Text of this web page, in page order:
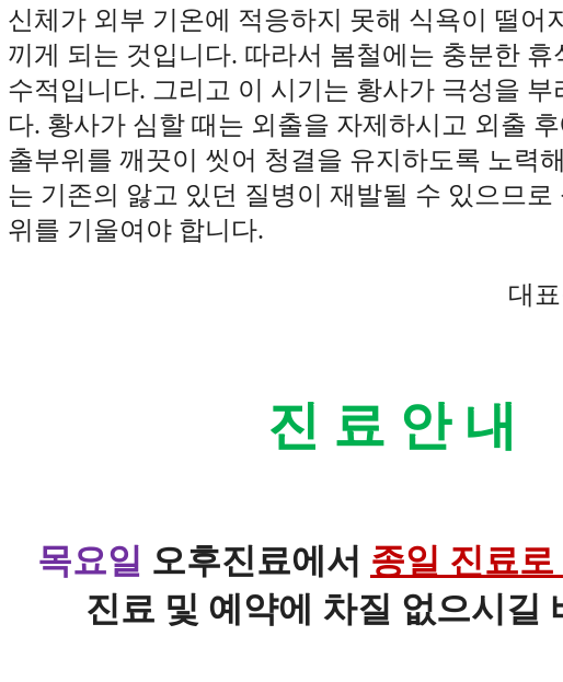
신체가 외부 기온에 적응하지 못해 식욕이 떨어
끼게 되는 것입니다. 따라서 봄철에는 충분한 휴
수적입니다. 그리고 이 시기는 황사가 극성을 부
다. 황사가 심할 때는 외출을 자제하시고 외출
출부위를 깨끗이 씻어 청결을 유지하도록 노력
는 기존의 앓고 있던 질병이 재발될 수 있으므로
위를 기울여야 합니다.
대
진 료 안 내
목요일 오후진료에서 종일 진료로
진료 및 예약에 차질 없으시길